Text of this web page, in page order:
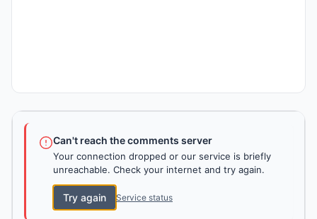
Can't reach the comments server
Your connection dropped or our service is briefly
unreachable. Check your internet and try again.
Try again Service status